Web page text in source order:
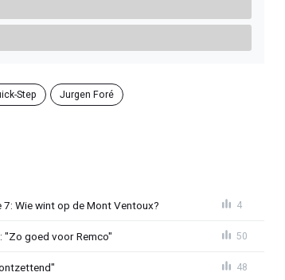
Step Jurgen Foré
7: Wie wint op de Mont Ventoux? 4
goed voor Remco" 50
48